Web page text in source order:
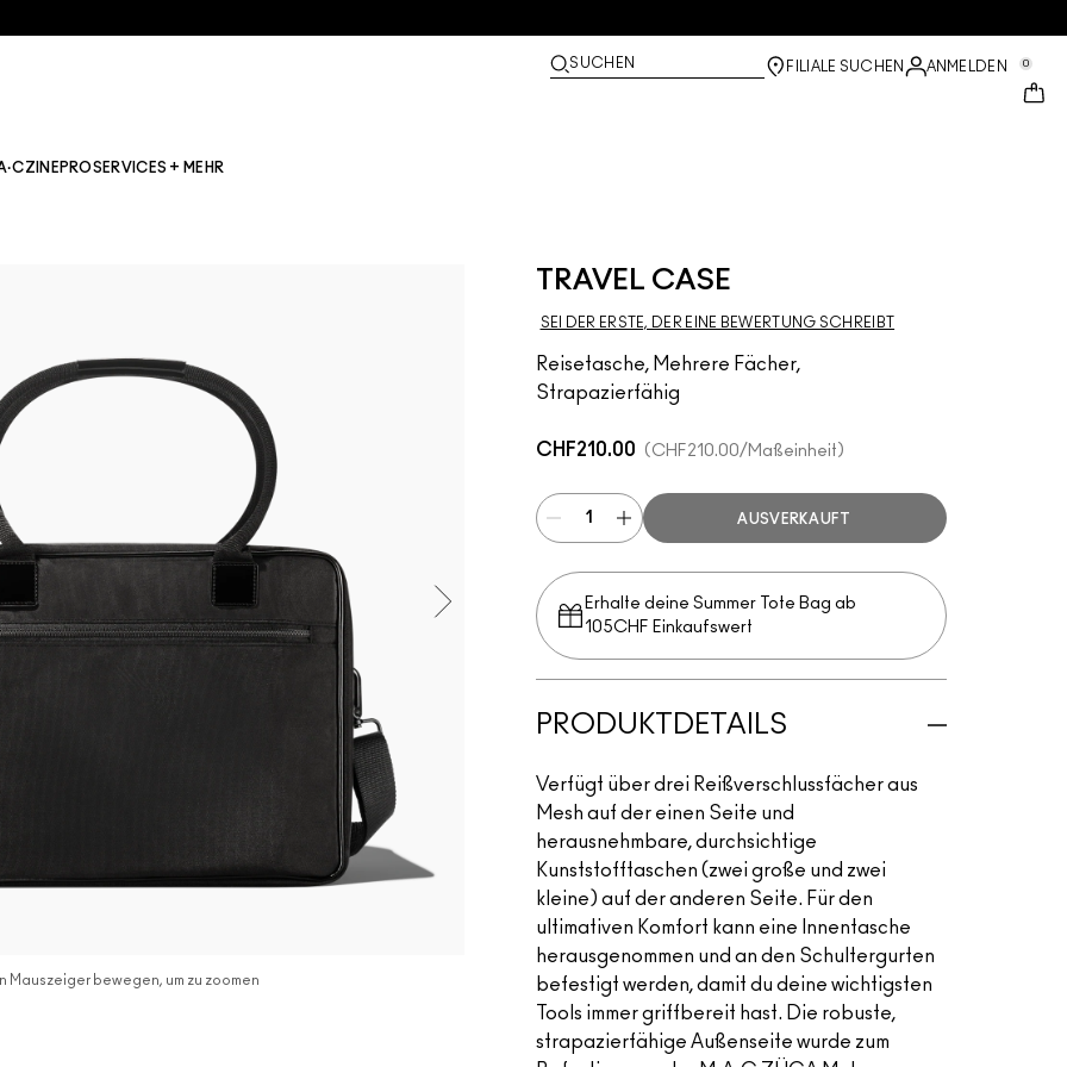
SUCHEN FILIALE SUCHEN ANMELDEN 0
PROSERVICES + MEHR
TRAVEL CASE
SEI DER ERSTE, DER EINE BEWERTUNG SCHREIBT
Reisetasche, Mehrere Fächer,
Strapazierfähig
Mauszeiger bewegen, um zu zoomen
CHF210.00 CHF210.00/Maßeinheit
AUSVERKAUFT
Erhalte deine Summer Tote Bag ab
105CHF Einkaufswert​
PRODUKTDETAILS
Verfügt über drei Reißverschlussfächer aus
Mesh auf der einen Seite und
herausnehmbare, durchsichtige
Kunststofftaschen (zwei große und zwei
kleine) auf der anderen Seite. Für den
ultimativen Komfort kann eine Innentasche
herausgenommen und an den Schultergurten
befestigt werden, damit du deine wichtigsten
Tools immer griffbereit hast. Die robuste,
strapazierfähige Außenseite wurde zum